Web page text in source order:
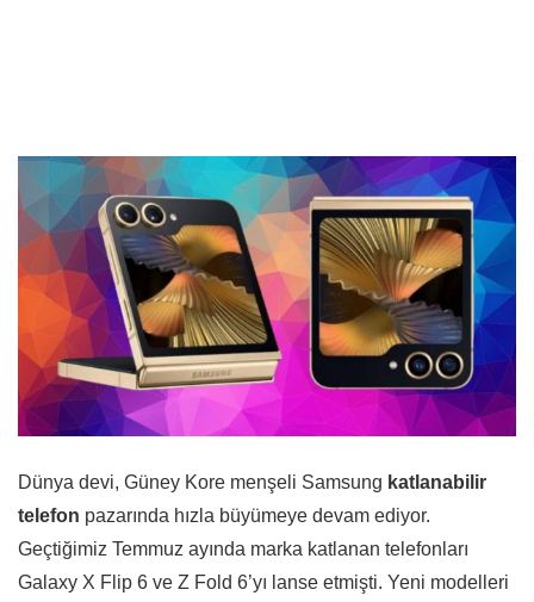
Dünya devi, Güney Kore menşeli Samsung katlanabilir
telefon pazarında hızla büyümeye devam ediyor.
Geçtiğimiz Temmuz ayında marka katlanan telefonları
Galaxy X Flip 6 ve Z Fold 6’yı lanse etmişti. Yeni modelleri